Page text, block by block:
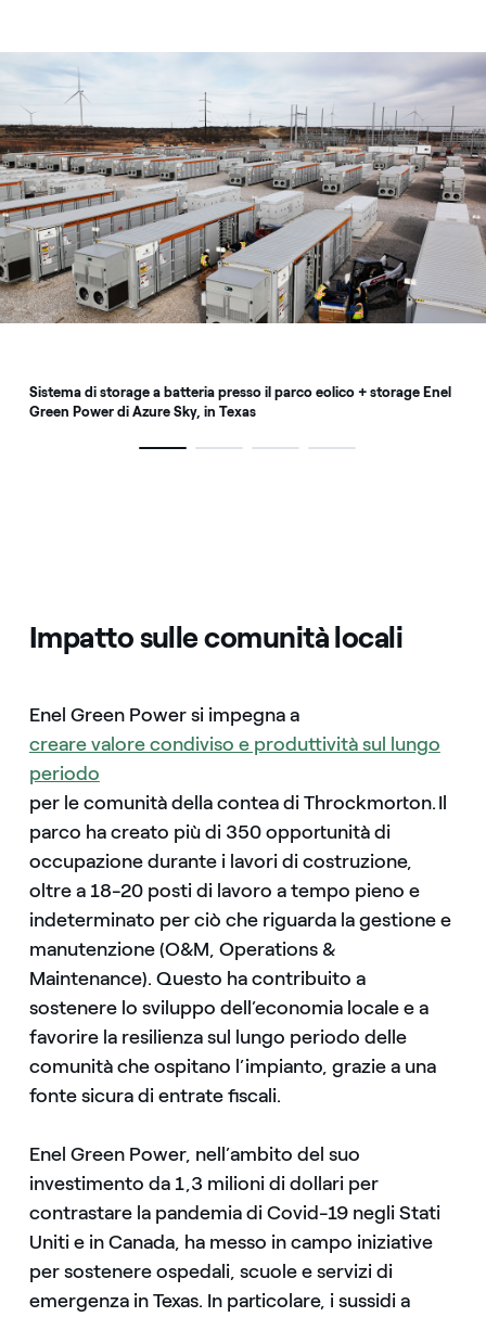
Sistema di storage a batteria presso il parco eolico + storage
Sistema di storage a batteria presso il parco eolico + storage Enel
Green Power di Azure Sky, in Texas
Impatto sulle comunità locali
Enel Green Power si impegna a
creare valore condiviso e produttività sul lungo
periodo
per le comunità della contea di Throckmorton. Il
parco ha creato più di 350 opportunità di
occupazione durante i lavori di costruzione,
oltre a 18-20 posti di lavoro a tempo pieno e
indeterminato per ciò che riguarda la gestione e
manutenzione (O&M, Operations &
Maintenance). Questo ha contribuito a
sostenere lo sviluppo dell’economia locale e a
favorire la resilienza sul lungo periodo delle
comunità che ospitano l’impianto, grazie a una
fonte sicura di entrate fiscali.
Enel Green Power, nell’ambito del suo
investimento da 1,3 milioni di dollari per
contrastare la pandemia di Covid-19 negli Stati
Uniti e in Canada, ha messo in campo iniziative
per sostenere ospedali, scuole e servizi di
emergenza in Texas. In particolare, i sussidi a